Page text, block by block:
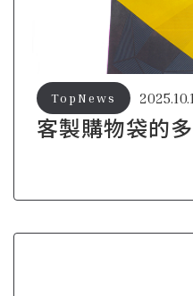
客製購物袋的
2025.10.1
TopNews